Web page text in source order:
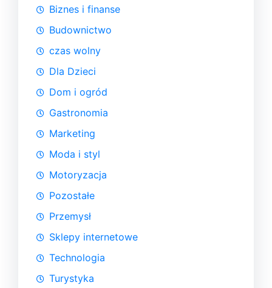
Biznes i finanse
Budownictwo
czas wolny
Dla Dzieci
Dom i ogród
Gastronomia
Marketing
Moda i styl
Motoryzacja
Pozostałe
Przemysł
Sklepy internetowe
Technologia
Turystyka